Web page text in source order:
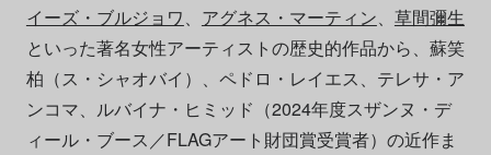
イーズ・ブルジョワ、 アグネス・マーティン、 草間彌生
といった著名女性アーティストの歴史的作品から、蘇笑
柏（ス・シャオバイ）、ペドロ・レイエス、テレサ・ア
ンコマ、ルバイナ・ヒミッド（2024年度スザンヌ・デ
ィール・ブース／FLAGアート財団賞受賞者）の近作ま